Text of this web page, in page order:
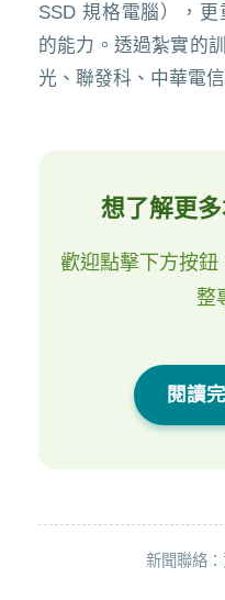
SSD 規格電腦），更
的能力。透過紮實的
光、聯發科、中華電
想了解更
歡迎點擊下方按
整
閱讀
新聞聯絡